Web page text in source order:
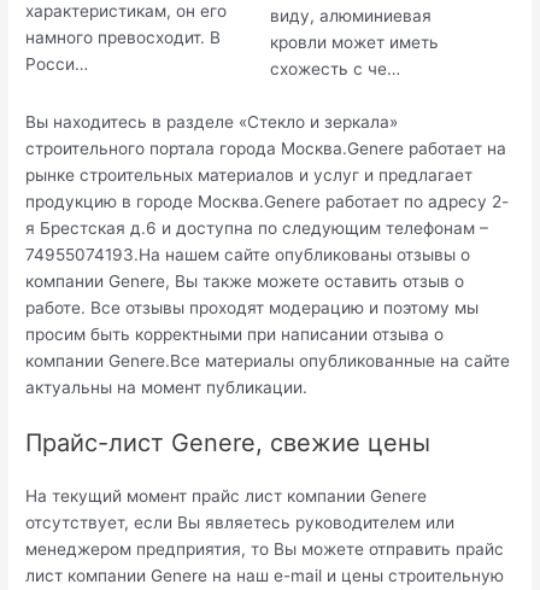
характеристикам, он его
намного превосходит. В
Росси…
виду, алюминиевая
кровли может иметь
схожесть с че…
Вы находитесь в разделе «Стекло и зеркала»
строительного портала города Москва.Genere работает на
рынке строительных материалов и услуг и предлагает
продукцию в городе Москва.Genere работает по адресу 2-
я Брестская д.6 и доступна по следующим телефонам –
74955074193.На нашем сайте опубликованы отзывы о
компании Genere, Вы также можете оставить отзыв о
работе. Все отзывы проходят модерацию и поэтому мы
просим быть корректными при написании отзыва о
компании Genere.Все материалы опубликованные на сайте
актуальны на момент публикации.
Прайс-лист Genere, свежие цены
На текущий момент прайс лист компании Genere
отсутствует, если Вы являетесь руководителем или
менеджером предприятия, то Вы можете отправить прайс
лист компании Genere на наш e-mail и цены строительную